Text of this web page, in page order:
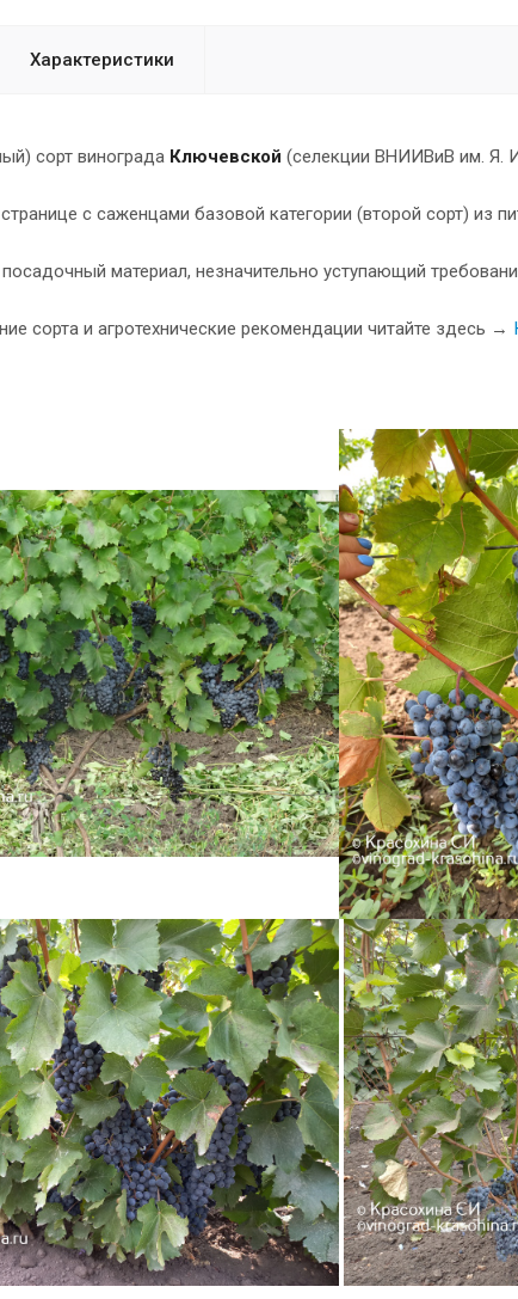
Характеристики
сорт винограда Ключевской (селекции ВНИИВиВ им. Я.
с саженцами базовой категории (второй сорт) из
материал, незначительно уступающий
сорта и агротехнические рекомендации читайте здесь →